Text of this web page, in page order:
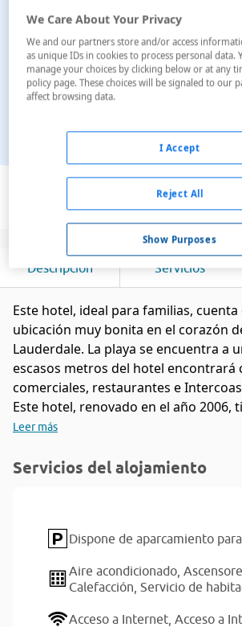
Descripción Servicios
Este hotel, ideal para familias, cuenta
ubicación muy bonita en el corazón
Lauderdale. La playa se encuentra a
escasos metros del hotel encontrará
comerciales, restaurantes e
Este hotel, renovado en el año 2006,
Leer más
Servicios del alojamiento
Dispone de aparcamiento
Aire acondicionado,
Calefacción, Servicio de
Acceso a Internet, Acceso a
We Care About Your Privacy
We and our partners store and/or access
as unique IDs in cookies to process personal data.
manage your choices by clicking below or at any
policy page. These choices will be signaled to our
affect browsing data.
Show Purposes
Reject All
I Accept